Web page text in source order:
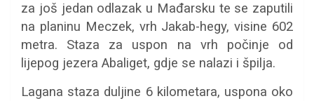
za još jedan odlazak u Mađarsku te se zaputili
na planinu Meczek, vrh Jakab-hegy, visine 602
metra. Staza za uspon na vrh počinje od
lijepog jezera Abaliget, gdje se nalazi i špilja.
Lagana staza duljine 6 kilometara, uspona oko